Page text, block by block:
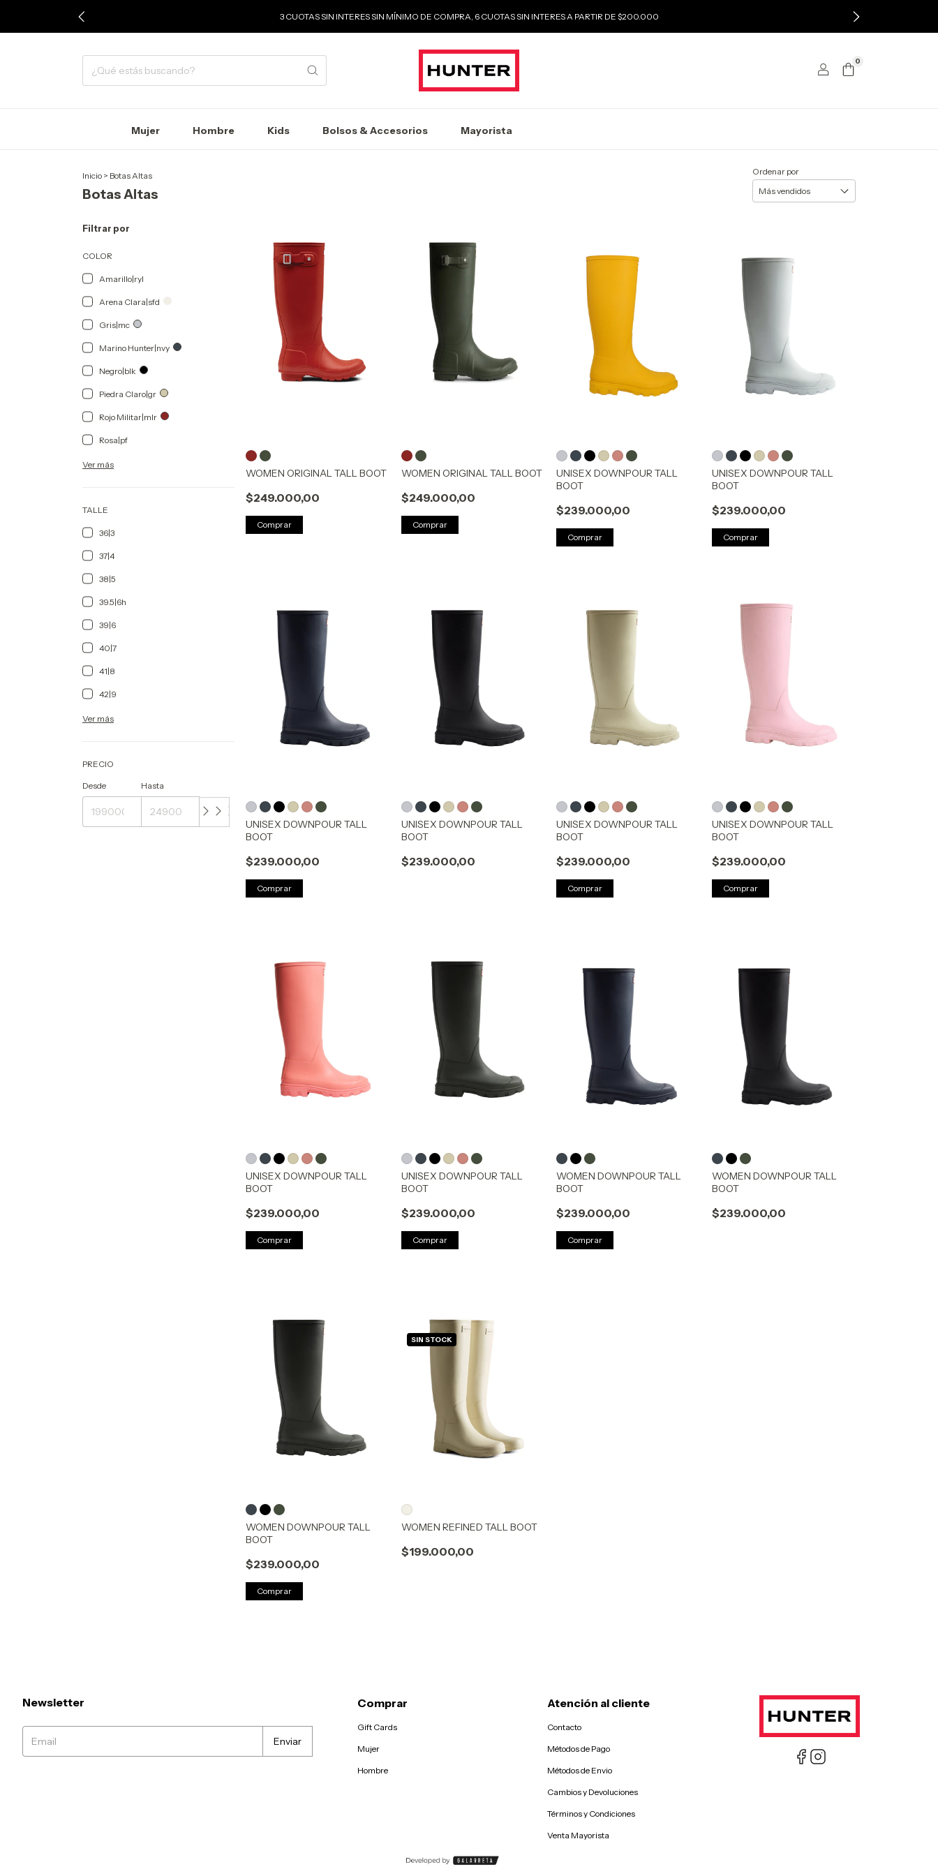
3 CUOTAS SIN INTERES SIN MÍNIMO DE COMPRA, 6 CUOTAS SIN INTERES A PARTIR DE $200.000
0
Mujer Hombre Kids Bolsos & Accesorios Mayorista
Inicio > Botas Altas
Botas Altas
Ordenar por
Filtrar por
COLOR
Amarillo|ryl
Arena Clara|sfd
Gris|mc
Marino Hunter|nvy
Negro|blk
Piedra Claro|gr
Rojo Militar|mlr
Rosa|pf
Ver más
TALLE
36|3
37|4
38|5
39.5|6h
39|6
40|7
41|8
42|9
Ver más
PRECIO
Desde Hasta
WOMEN ORIGINAL TALL BOOT
$249.000,00
Comprar
WOMEN ORIGINAL TALL BOOT
$249.000,00
Comprar
UNISEX DOWNPOUR TALL
BOOT
$239.000,00
Comprar
UNISEX DOWNPOUR TALL
BOOT
$239.000,00
Comprar
UNISEX DOWNPOUR TALL
BOOT
$239.000,00
Comprar
UNISEX DOWNPOUR TALL
BOOT
$239.000,00
UNISEX DOWNPOUR TALL
BOOT
$239.000,00
Comprar
UNISEX DOWNPOUR TALL
BOOT
$239.000,00
Comprar
UNISEX DOWNPOUR TALL
BOOT
$239.000,00
Comprar
UNISEX DOWNPOUR TALL
BOOT
$239.000,00
Comprar
WOMEN DOWNPOUR TALL
BOOT
$239.000,00
Comprar
WOMEN DOWNPOUR TALL
BOOT
$239.000,00
WOMEN DOWNPOUR TALL
BOOT
$239.000,00
Comprar
SIN STOCK
WOMEN REFINED TALL BOOT
$199.000,00
Newsletter Comprar
Gift Cards
Mujer
Hombre
Atención al cliente
Contacto
Métodos de Pago
Métodos de Envio
Cambios y Devoluciones
Términos y Condiciones
Venta Mayorista